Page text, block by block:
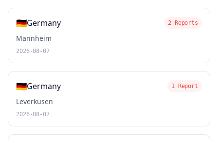
🇩🇪Germany 2 Reports
Mannheim
2026-08-07
🇩🇪Germany 1 Report
Leverkusen
2026-08-07